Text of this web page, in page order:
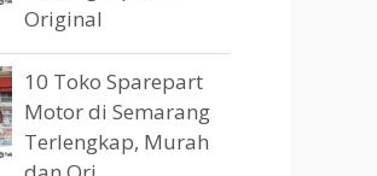
Original
10 Toko Sparepart
Motor di Semarang
Terlengkap, Murah